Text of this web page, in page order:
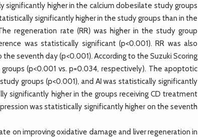
significantly higher in the calcium dobesilate study groups
significantly higher in the study groups than in the
regeneration rate (RR) was higher in the study group
was statistically significant (p<0.001). RR was also
seventh day (p<0.001). According to the Suzuki Scoring
(p<0.001 vs. p=0.034, respectively). The apoptotic
groups (p<0.001), and AI was statistically significantly
significantly higher in the groups receiving CD treatment
was statistically significantly higher on the seventh
on improving oxidative damage and liver regeneration in